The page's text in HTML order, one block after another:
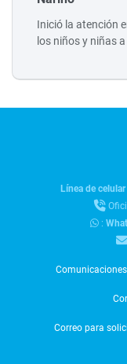
Inició la atención
los niños y niñas
Línea de
:
Correo para